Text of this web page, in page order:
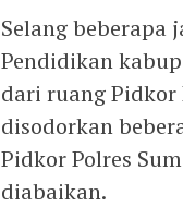
Selang beberapa
Pendidikan
dari ruang Pidkor
disodorkan
Pidkor Polres
diabaikan.